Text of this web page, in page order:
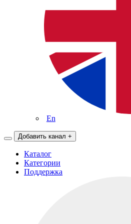
En
Добавить канал +
Каталог
Категории
Поддержка